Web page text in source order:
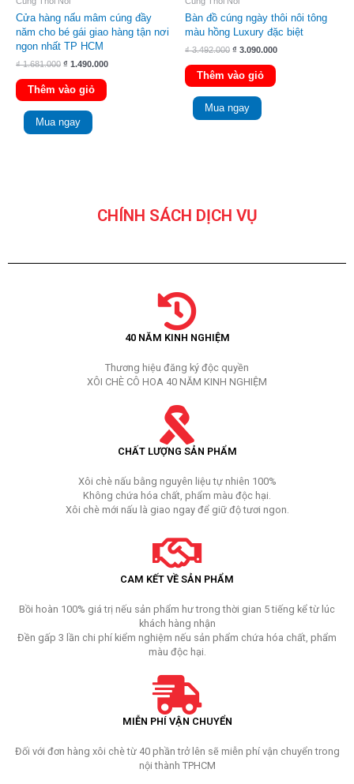
Cửa hàng nấu mâm cúng đầy
năm cho bé gái giao hàng tận nơi
ngon nhất TP HCM
₫1.681.000 ₫ 1.490.000
Thêm vào giỏ
Mua ngay
Bàn đồ cúng ngày thôi nôi tông
màu hồng Luxury đặc biệt
₫3.492.000 ₫ 3.090.000
Thêm vào giỏ
Mua ngay
CHÍNH SÁCH DỊCH VỤ
40 NĂM KINH NGHIỆM
Thương hiệu đăng ký độc quyền
XÔI CHÈ CÔ HOA 40 NĂM KINH NGHIỆM
CHẤT LƯỢNG SẢN PHẨM
Xôi chè nấu bằng nguyên liệu tự nhiên 100%
Không chứa hóa chất, phẩm màu độc hại.
Xôi chè mới nấu là giao ngay để giữ độ tươi ngon.
CAM KẾT VỀ SẢN PHẨM
Bồi hoàn 100% giá trị nếu sản phẩm hư trong thời gian 5 tiếng kể từ lúc
khách hàng nhận
Đền gấp 3 lần chi phí kiểm nghiệm nếu sản phẩm chứa hóa chất, phẩm
màu độc hại.
MIỄN PHÍ VẬN CHUYỂN
Đối với đơn hàng xôi chè từ 40 phần trở lên sẽ miễn phí vận chuyển trong
nội thành TPHCM